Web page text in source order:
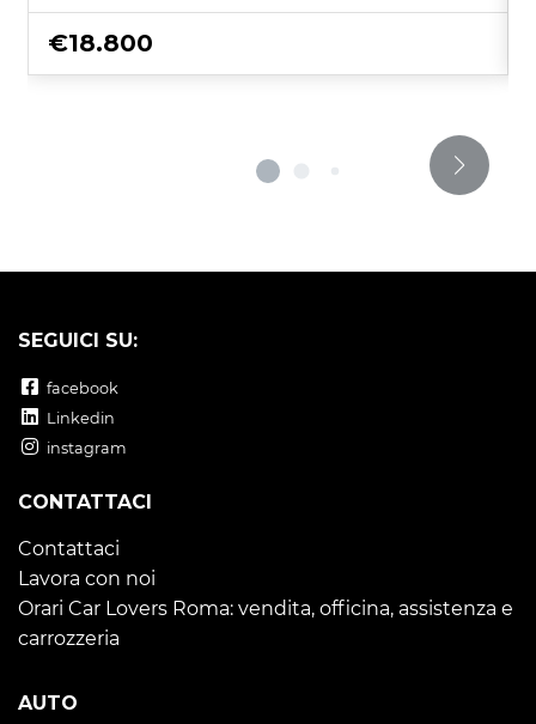
€18.800
SEGUICI SU:
facebook
Linkedin
instagram
CONTATTACI
Contattaci
Lavora con noi
Orari Car Lovers Roma: vendita, officina, assistenza e
carrozzeria
AUTO